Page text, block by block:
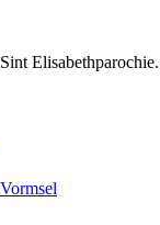
Elisabethparochie.